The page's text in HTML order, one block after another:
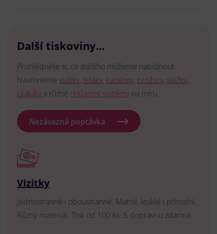
Další tiskoviny...
Prohlédněte si, co dalšího můžeme nabídnout.
Navrhneme vizitky, letáky, katalogy, brožury, složky,
plakáty a různé reklamní systémy na míru.
Nezávazná poptávka
Vizitky
Jednostranné i oboustranné. Matné, lesklé i přírodní.
Různý materiál. Tisk od 100 ks. S dopravou zdarma.